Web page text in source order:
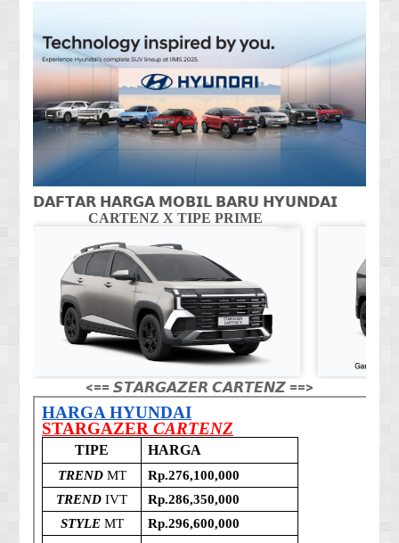
𝗗𝗔𝗙𝗧𝗔𝗥 𝗛𝗔𝗥𝗚𝗔 𝗠𝗢𝗕𝗜𝗟 𝗕𝗔𝗥𝗨 𝗛𝗬𝗨𝗡𝗗𝗔𝗜
CARTENZ X TIPE PRIME
<== 𝙎𝙏𝘼𝙍𝙂𝘼𝙕𝙀𝙍 𝘾𝘼𝙍𝙏𝙀𝙉𝙕 ==>